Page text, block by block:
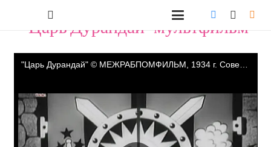
"Царь Дурандай" мультфильм